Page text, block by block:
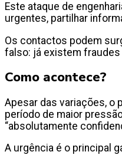
Este ataque de
urgentes, partilhar
Os contactos podem
falso: já existem fraudes
Como acontece?
Apesar das variações, o
período de maior
“absolutamente
A urgência é o principal